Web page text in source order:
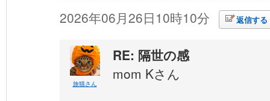
2026年06月26日10時10分 返信する
旅猫さん
RE: 隔世の感
mom Kさん